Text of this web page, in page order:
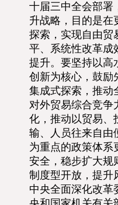
十届三中全会部署
升战略，目的是在
探索，实现自由贸
平、系统性改革成
提升。要坚持以高
创新为核心，鼓励
集成式探索，推动
对外贸易综合竞争
化，推动以贸易、
输、人员往来自由
为重点的政策体系
安全，稳步扩大规
制度型开放，提升
中央全面深化改革